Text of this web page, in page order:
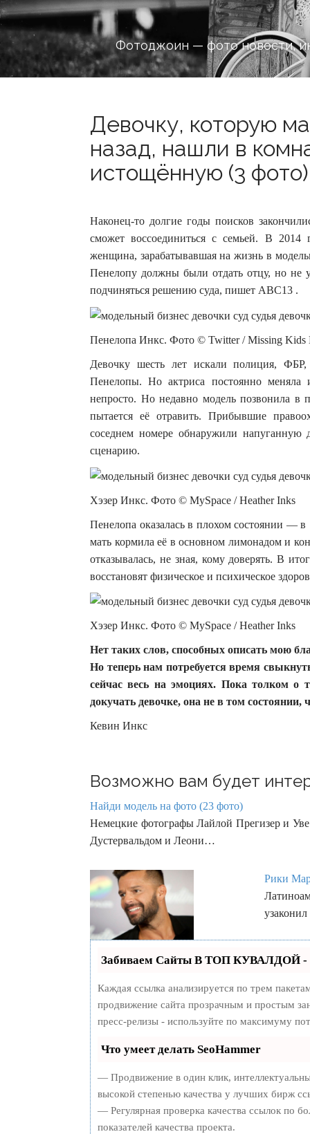
Фотоджоин — фото новости,
Девочку, которую
назад, нашли в
истощённую (3 фото)
Наконец-то долгие годы поисков
сможет воссоединиться с семьей. В
женщина, зарабатывавшая на жизнь в
Пенелопу должны были отдать отцу, но не
подчиняться решению суда, пишет ABC13 .
Пенелопа Инкс. Фото © Twitter / Missing Kids
Девочку шесть лет искали полиция,
Пенелопы. Но актриса постоянно
непросто. Но недавно модель позвонила
пытается её отравить. Прибывшие
соседнем номере обнаружили напуганную
сценарию.
Хэзер Инкс. Фото © MySpace / Heather Inks
Пенелопа оказалась в плохом состоянии —
мать кормила её в основном лимонадом и
отказывалась, не зная, кому доверять. В
восстановят физическое и психическое
Хэзер Инкс. Фото © MySpace / Heather Inks
Нет таких слов, способных описать мою
Но теперь нам потребуется время
сейчас весь на эмоциях. Пока толком о
докучать девочке, она не в том
Кевин Инкс
Возможно вам будет
Найди модель на фото (23 фото)
Немецкие фотографы Лайлой Прегизер и
Дустервальдом и Леони…
Рики
Забиваем Сайты В ТОП КУВАЛДОЙ -
Каждая ссылка анализируется по трем
продвижение сайта прозрачным и простым
пресс-релизы - используйте по максимуму
Что умеет делать SeoHammer
— Продвижение в один клик,
высокой степенью качества у лучших бирж
— Регулярная проверка качества ссылок по
показателей качества проекта.